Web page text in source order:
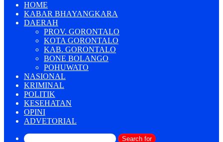
HOME
KABAR BHAYANGKARA
DAERAH
PROV. GORONTALO
KOTA GORONTALO
KAB. GORONTALO
BONE BOLANGO
POHUWATO
NASIONAL
KRIMINAL
POLITIK
KESEHATAN
OPINI
ADVETORIAL
Search for